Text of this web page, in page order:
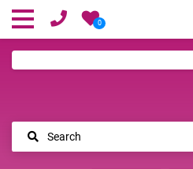
0
Search